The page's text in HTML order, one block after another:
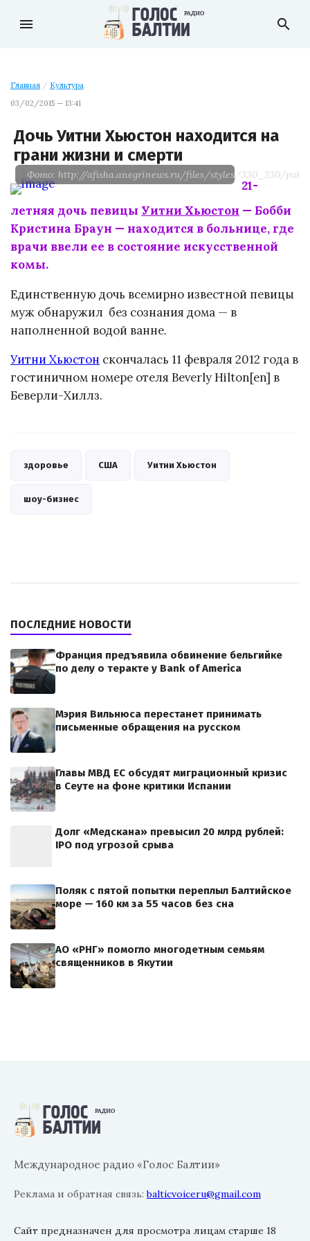
menu search
Главная / Культура
03/02/2015 — 13:41
Дочь Уитни Хьюстон находится на
грани жизни и смерти
Фото: http://afisha.anegrinews.ru/files/styles/330_230/
21-
летняя дочь певицы Уитни Хьюстон — Бобби
Кристина Браун — находится в больнице, где
врачи ввели ее в состояние искусственной
комы.
Единственную дочь всемирно известной певицы
муж обнаружил без сознания дома — в
наполненной водой ванне.
Уитни Хьюстон скончалась 11 февраля 2012 года в
гостиничном номере отеля Beverly Hilton[en] в
Беверли-Хиллз.
здоровье США Уитни Хьюстон
шоу-бизнес
ПОСЛЕДНИЕ НОВОСТИ
Франция предъявила обвинение бельгийке
по делу о теракте у Bank of America
Мэрия Вильнюса перестанет принимать
письменные обращения на русском
Главы МВД ЕС обсудят миграционный кризис
в Сеуте на фоне критики Испании
Долг «Медскана» превысил 20 млрд рублей:
IPO под угрозой срыва
Поляк с пятой попытки переплыл Балтийское
море — 160 км за 55 часов без сна
АО «РНГ» помогло многодетным семьям
священников в Якутии
Международное радио «Голос Балтии»
Реклама и обратная связь:balticvoiceru@gmail.com
Сайт предназначен для просмотра лицам старше 18